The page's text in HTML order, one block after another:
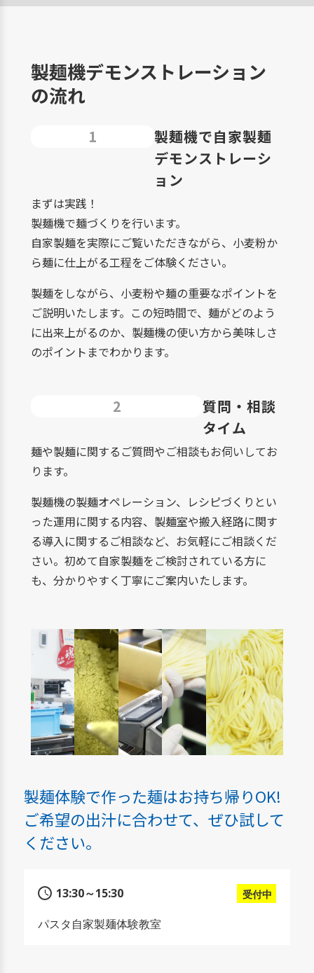
製麺機デモンストレーション
の流れ
1
製麺機で自家製麺
デモンストレーシ
ョン
まずは実践！
製麺機で麺づくりを行います。
自家製麺を実際にご覧いただきながら、小麦粉か
ら麺に仕上がる工程をご体験ください。
製麺をしながら、小麦粉や麺の重要なポイントを
ご説明いたします。この短時間で、麺がどのよう
に出来上がるのか、製麺機の使い方から美味しさ
のポイントまでわかります。
2
質問・相談
タイム
麺や製麺に関するご質問やご相談もお伺いしてお
ります。
製麺機の製麺オペレーション、レシピづくりとい
った運用に関する内容、製麺室や搬入経路に関す
る導入に関するご相談など、お気軽にご相談くだ
さい。初めて自家製麺をご検討されている方に
も、分かりやすく丁寧にご案内いたします。
製麺体験で作った麺はお持ち帰りOK!
ご希望の出汁に合わせて、ぜひ試して
ください。
13:30～15:30 受付中
パスタ自家製麺体験教室